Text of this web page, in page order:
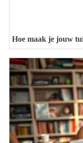
Hoe maak je jouw